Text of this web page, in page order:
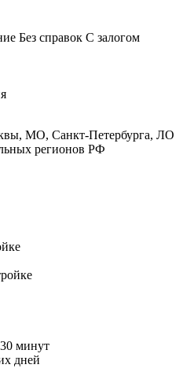
Без справок С залогом
МО, Санкт-Петербурга, ЛО
регионов РФ
минут
дней